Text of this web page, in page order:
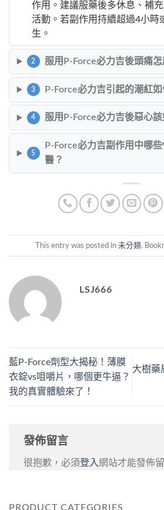
作用。建議服藥後多休息、補
活動。若副作用持續超過4小時
生。
2 服用P-Force必力吉後頭痛怎
3 P-Force必力吉引起的潮紅
4 服用P-Force必力吉後惡心該
5
P-Force必力吉副作用中哪
醫？
This entry was posted in 未分類.
LSJ666
藍P-Force劑型大揭秘！薄膜
衣錠vs咀嚼片，哪個更牛逼？
我的真實體驗來了！
大樹藥
發佈留言
很抱歉，必須登入網站才能發佈
PRODUCT CATEGORIES